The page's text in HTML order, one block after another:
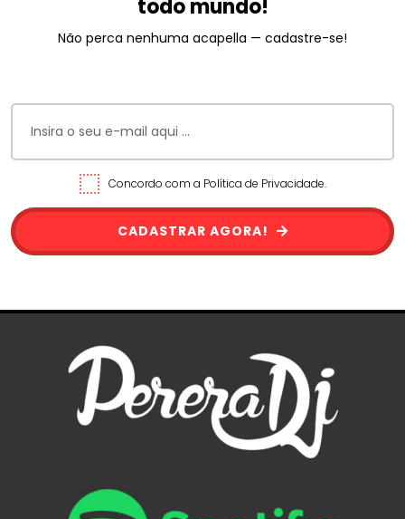
todo mundo!
Não perca nenhuma acapella — cadastre-se!
Concordo com a Política de Privacidade.
CADASTRAR AGORA!